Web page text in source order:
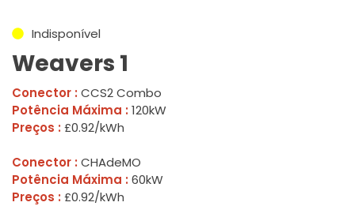
Indisponível
Weavers 1
Conector : CCS2 Combo
Potência Máxima : 120kW
Preços : £0.92/kWh
Conector : CHAdeMO
Potência Máxima : 60kW
Preços : £0.92/kWh